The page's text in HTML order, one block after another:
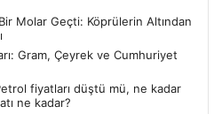
Molar Geçti: Köprülerin Altından
Gram, Çeyrek ve Cumhuriyet
fiyatları düştü mü, ne kadar
ne kadar?